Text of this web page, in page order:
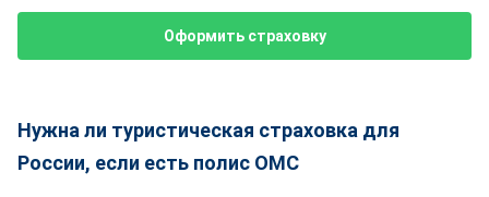
Оформить страховку
Нужна ли туристическая страховка для
России, если есть полис ОМС